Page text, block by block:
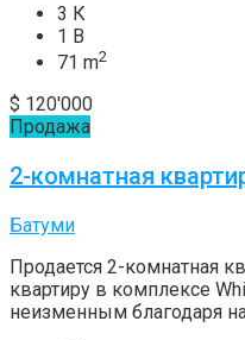
3 К
1 В
71 m2
$ 120'000
Продажа
2-комнатная
Батуми
Продается 2-комнатная
квартиру в комплексе
неизменным благодаря